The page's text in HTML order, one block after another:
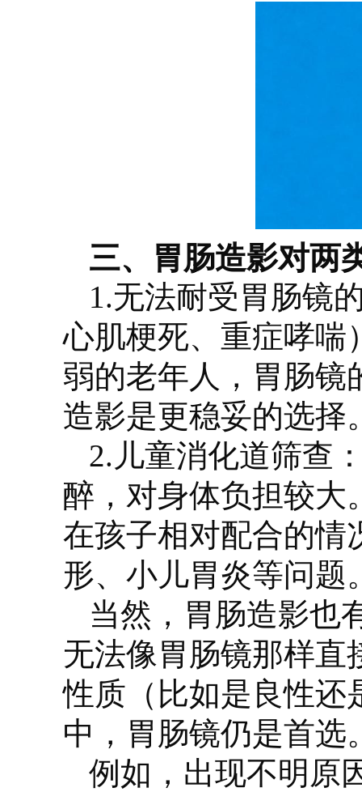
三、胃肠造影对两
1.无法耐受胃肠镜
心肌梗死、重症哮喘
弱的老年人，胃肠镜
造影是更稳妥的选择
2.儿童消化道筛查
醉，对身体负担较大
在孩子相对配合的情
形、小儿胃炎等问题
当然，胃肠造影也
无法像胃肠镜那样直
性质（比如是良性还
中，胃肠镜仍是首选
例如，出现不明原